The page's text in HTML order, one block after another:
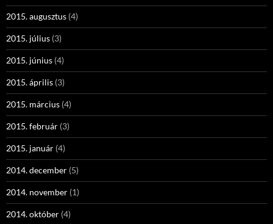
2015. augusztus (4)
2015. július (3)
2015. június (4)
2015. április (3)
2015. március (4)
2015. február (3)
2015. január (4)
2014. december (5)
2014. november (1)
2014. október (4)